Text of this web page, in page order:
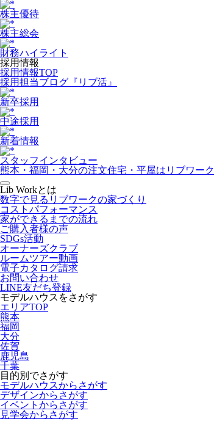
株主優待
株主総会
財務ハイライト
採用情報
採用情報TOP
採用担当ブログ『リブ活』
新卒採用
中途採用
新着情報
スタッフインタビュー
熊本・福岡・大分の注文住宅・平屋はリブワーク
Lib Workとは
数字で見るリブワークの家づくり
コストパフォーマンス
家ができるまでの流れ
ご購入者様の声
SDGs活動
オーナーズクラブ
ルームツアー動画
電子カタログ請求
お問い合わせ
LINE友だち登録
モデルハウスをさがす
エリアTOP
熊本
福岡
大分
佐賀
鹿児島
千葉
目的別でさがす
モデルハウスからさがす
デザインからさがす
イベントからさがす
見学会からさがす